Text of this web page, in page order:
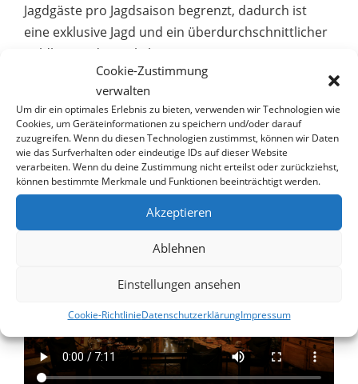
Cookie-Zustimmung
verwalten
Um dir ein optimales Erlebnis zu bieten, verwenden wir Technologien wie
Cookies, um Geräteinformationen zu speichern und/oder darauf
zuzugreifen. Wenn du diesen Technologien zustimmst, können wir Daten
wie das Surfverhalten oder eindeutige IDs auf dieser Website
verarbeiten. Wenn du deine Zustimmung nicht erteilst oder zurückziehst,
können bestimmte Merkmale und Funktionen beeinträchtigt werden.
Akzeptieren
Ablehnen
Einstellungen ansehen
Cookie-RichtlinieDatenschutzerklärungImpressum
Jagdgäste pro Jagdsaison begrenzt, dadurch ist
eine exklusive Jagd und ein überdurchschnittlicher
Wildbestand gewährleistet.
Sie können selbstverständlich individuell Ihre
Abschüsse auswählen, die nach aktueller Preisliste
verrechnet werden. (Preisliste auf Anfrage per E-
Mail erhältlich).
Abflüge Wien – Frankfurt – Windhoek.